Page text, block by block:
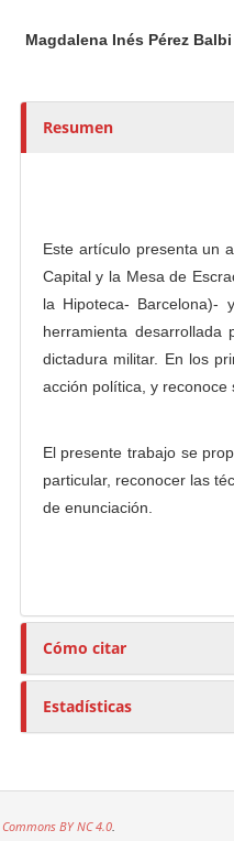
u
o
e
Magdalena Inés Pérez Balbi
Resumen
Este artículo presenta un
Capital y la Mesa de
la Hipoteca- Barcelona)-
herramienta
dictadura militar. En los
acción política, y
El presente trabajo se
particular, reconocer las
de enunciación.
Cómo citar
Estadísticas
BY NC 4.0.